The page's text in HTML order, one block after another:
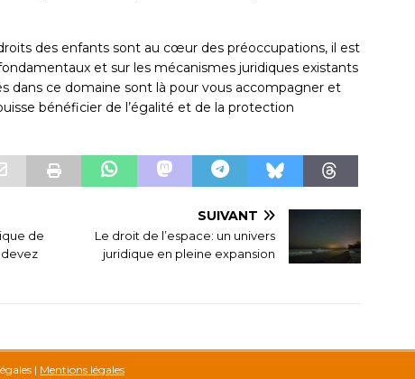
des enfants sont au cœur des préoccupations, il est
et sur les mécanismes juridiques existants
dans ce domaine sont là pour vous accompagner et
bénéficier de l’égalité et de la protection
de
SUIVANT
Le droit de l’espace: un univers
juridique en pleine expansion
| Mentions légales